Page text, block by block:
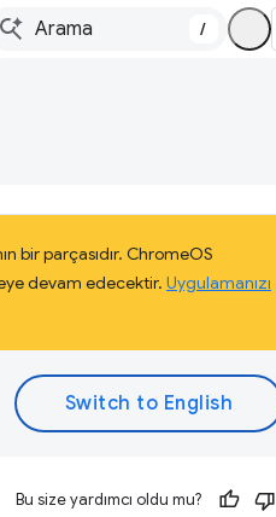
/
bir parçasıdır. ChromeOS
devam edecektir. Uygulamanızı
Bu size yardımcı oldu mu?